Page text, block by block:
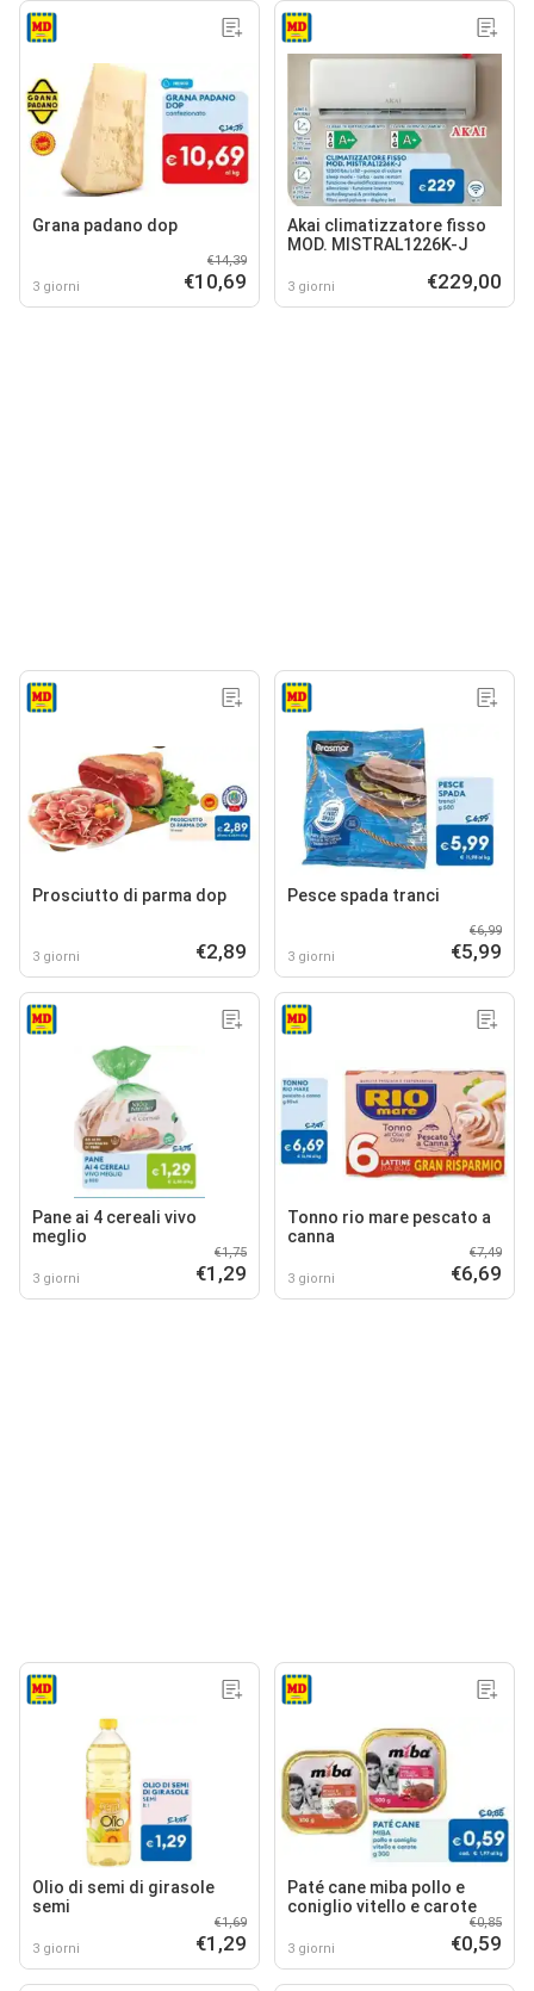
Grana padano dop
3 giorni
€14,39
€10,69
Akai climatizzatore fisso
MOD. MISTRAL1226K-J
3 giorni €229,00
Prosciutto di parma dop
3 giorni €2,89
Pesce spada tranci
3 giorni
€6,99
€5,99
Pane ai 4 cereali vivo
meglio
3 giorni
€1,75
€1,29
Tonno rio mare pescato a
canna
3 giorni
€7,49
€6,69
Olio di semi di girasole
semi
3 giorni
€1,69
€1,29
Paté cane miba pollo e
coniglio vitello e carote
3 giorni
€0,85
€0,59